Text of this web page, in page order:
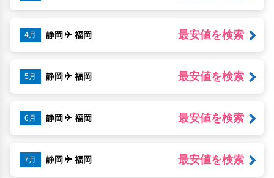
4月 静岡 福岡 最安値を検索
5月 静岡 福岡 最安値を検索
6月 静岡 福岡 最安値を検索
7月 静岡 福岡 最安値を検索